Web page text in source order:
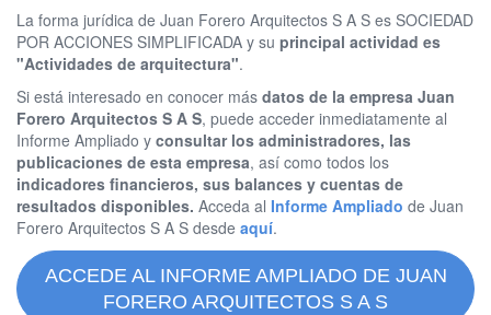
La forma jurídica de Juan Forero Arquitectos S A S es SOCIEDAD
POR ACCIONES SIMPLIFICADA y su principal actividad es
"Actividades de arquitectura".
Si está interesado en conocer más datos de la empresa Juan
Forero Arquitectos S A S, puede acceder inmediatamente al
Informe Ampliado y consultar los administradores, las
publicaciones de esta empresa, así como todos los
indicadores financieros, sus balances y cuentas de
resultados disponibles. Acceda al Informe Ampliado de Juan
Forero Arquitectos S A S desde aquí.
ACCEDE AL INFORME AMPLIADO DE JUAN
FORERO ARQUITECTOS S A S